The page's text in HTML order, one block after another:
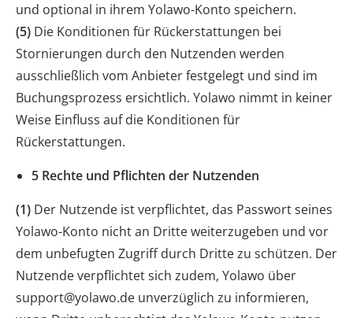
und optional in ihrem Yolawo-Konto speichern.
(5) Die Konditionen für Rückerstattungen bei
Stornierungen durch den Nutzenden werden
ausschließlich vom Anbieter festgelegt und sind im
Buchungsprozess ersichtlich. Yolawo nimmt in keiner
Weise Einfluss auf die Konditionen für
Rückerstattungen.
5 Rechte und Pflichten der Nutzenden
(1) Der Nutzende ist verpflichtet, das Passwort seines
Yolawo-Konto nicht an Dritte weiterzugeben und vor
dem unbefugten Zugriff durch Dritte zu schützen. Der
Nutzende verpflichtet sich zudem, Yolawo über
support@yolawo.de unverzüglich zu informieren,